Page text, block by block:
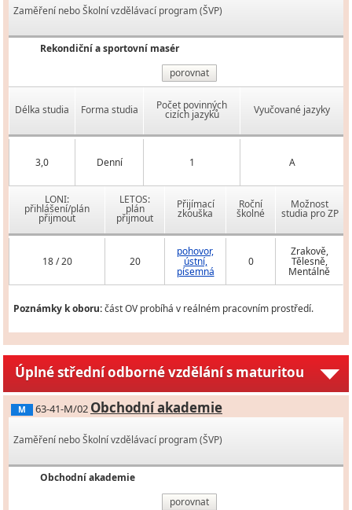
Zaměření nebo Školní vzdělávací program (ŠVP)
Rekondiční a sportovní masér
porovnat
Délka studia Forma studia Počet povinných
cizích jazyků Vyučované jazyky
3,0 Denní 1 A
LONI:
přihlášení/plán
přijmout
LETOS:
plán
přijmout
Přijímací
zkouška
Roční
školné
Možnost
studia pro ZP
18 / 20 20
pohovor,
ústní,
písemná
0
Zrakově,
Tělesně,
Mentálně
Poznámky k oboru:část OV probíhá v reálném pracovním prostředí.
Úplné střední odborné vzdělání s maturitou
M 63-41-M/02 Obchodní akademie
Zaměření nebo Školní vzdělávací program (ŠVP)
Obchodní akademie
porovnat